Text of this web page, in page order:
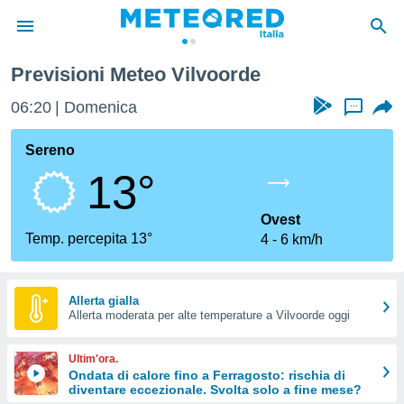
di
per
le
di
Web
le
Previsioni Meteo Vilvoorde
06:20 Domenica ...
Sereno
13°
Temp. percepita 13°
Ovest
4
6 km/h
Allerta gialla
Allerta moderata per alte temperature a Vilvoorde oggi
Ultim'ora.
Ondata di calore fino a Ferragosto: rischia di
diventare eccezionale. Svolta solo a fine mese?